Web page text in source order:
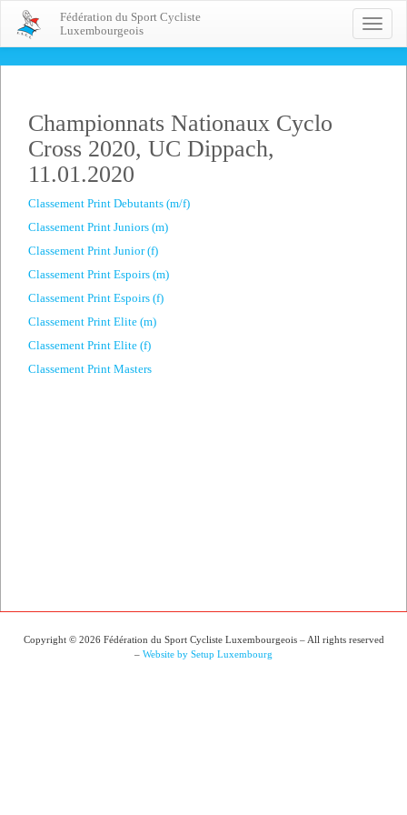
Toggle
Fédération du Sport Cycliste
Luxembourgeois
Championnats Nationaux Cyclo
Cross 2020, UC Dippach,
11.01.2020
Classement Print Debutants (m/f)
Classement Print Juniors (m)
Classement Print Junior (f)
Classement Print Espoirs (m)
Classement Print Espoirs (f)
Classement Print Elite (m)
Classement Print Elite (f)
Classement Print Masters
Copyright © 2026 Fédération du Sport Cycliste Luxembourgeois – All rights reserved
– Website by Setup Luxembourg